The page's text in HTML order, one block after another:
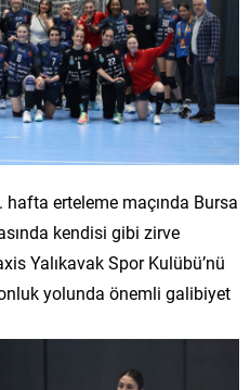
erteleme maçında Bursa
kendisi gibi zirve
Yalıkavak Spor Kulübü’nü
yolunda önemli galibiyet